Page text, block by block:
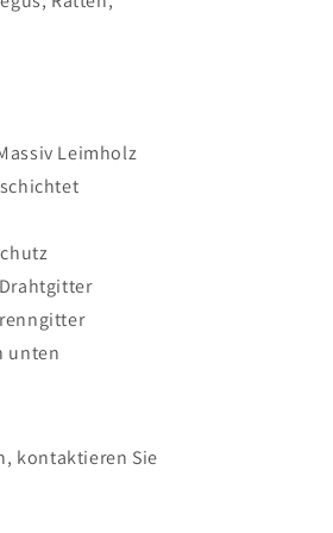
Leimholz
unten
kontaktieren Sie